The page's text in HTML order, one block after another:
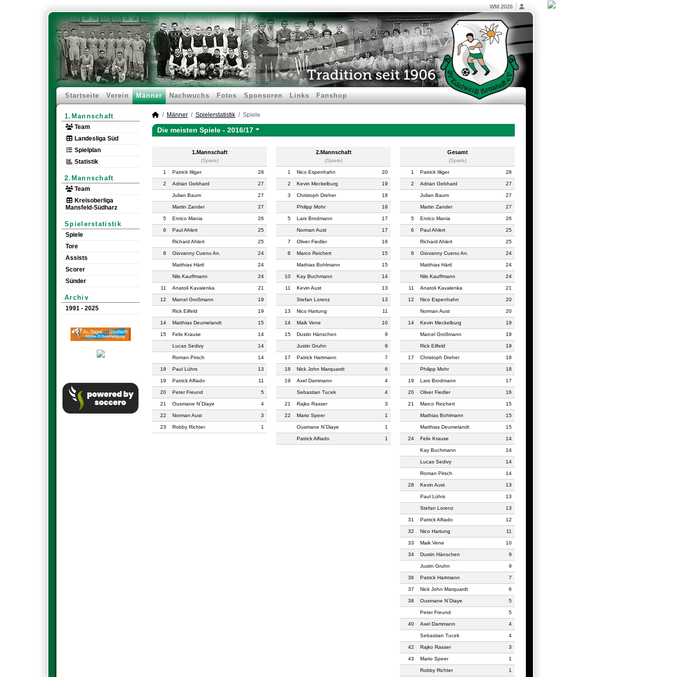
WM 2026
Startseite Verein Männer Nachwuchs Fotos Sponsoren Links Fanshop
1.Mannschaft
Team
Landesliga Süd
Spielplan
Statistik
2.Mannschaft
Team
Kreisoberliga
Mansfeld-Südharz
Spielerstatistik
Spiele
Tore
Assists
Scorer
Sünder
Archiv
1991 - 2025
Männer Spielerstatistik Spiele
Die meisten Spiele - 2016/17
1.Mannschaft
(Spiele)
1 Patrick Illiger 28
2 Adrian Gebhard 27
Julian Baum 27
Martin Zander 27
5 Enrico Mania 26
6 Paul Ahlert 25
Richard Ahlert 25
8 Giovanny Cuenu An. 24
Matthias Härtl 24
Nils Kauffmann 24
11 Anatoli Kavalenka 21
12 Marcel Großmann 19
Rick Eilfeld 19
14 Matthias Deumelandt 15
15 Felix Krause 14
Lucas Sedivy 14
Roman Pirsch 14
18 Paul Lührs 13
19 Patrick Alfiado 11
20 Peter Freund 5
21 Ousmane N´Diaye 4
22 Norman Aust 3
23 Robby Richter 1
2.Mannschaft
(Spiele)
1 Nico Espenhahn 20
2 Kevin Meckelburg 19
3 Christoph Dreher 18
Philipp Mohr 18
5 Lars Brodmann 17
Norman Aust 17
7 Oliver Fiedler 16
8 Marco Reichert 15
Mathias Bohlmann 15
10 Kay Buchmann 14
11 Kevin Aust 13
Stefan Lorenz 13
13 Nico Hartung 11
14 Maik Vene 10
15 Dustin Hänschen 9
Justin Gruhn 9
17 Patrick Hartmann 7
18 Nick John Marquardt 6
19 Axel Dammann 4
Sebastian Tucek 4
21 Rajko Rasser 3
22 Mario Speer 1
Ousmane N´Diaye 1
Patrick Alfiado 1
Gesamt
(Spiele)
1 Patrick Illiger 28
2 Adrian Gebhard 27
Julian Baum 27
Martin Zander 27
5 Enrico Mania 26
6 Paul Ahlert 25
Richard Ahlert 25
8 Giovanny Cuenu An. 24
Matthias Härtl 24
Nils Kauffmann 24
11 Anatoli Kavalenka 21
12 Nico Espenhahn 20
Norman Aust 20
14 Kevin Meckelburg 19
Marcel Großmann 19
Rick Eilfeld 19
17 Christoph Dreher 18
Philipp Mohr 18
19 Lars Brodmann 17
20 Oliver Fiedler 16
21 Marco Reichert 15
Mathias Bohlmann 15
Matthias Deumelandt 15
24 Felix Krause 14
Kay Buchmann 14
Lucas Sedivy 14
Roman Pirsch 14
28 Kevin Aust 13
Paul Lührs 13
Stefan Lorenz 13
31 Patrick Alfiado 12
32 Nico Hartung 11
33 Maik Vene 10
34 Dustin Hänschen 9
Justin Gruhn 9
36 Patrick Hartmann 7
37 Nick John Marquardt 6
38 Ousmane N´Diaye 5
Peter Freund 5
40 Axel Dammann 4
Sebastian Tucek 4
42 Rajko Rasser 3
43 Mario Speer 1
Robby Richter 1